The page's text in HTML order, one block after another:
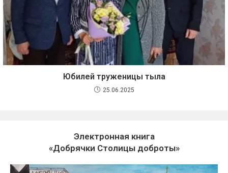
Юбилей труженицы тыла
25.06.2025
Электронная книга
«Добрячки Столицы доброты»